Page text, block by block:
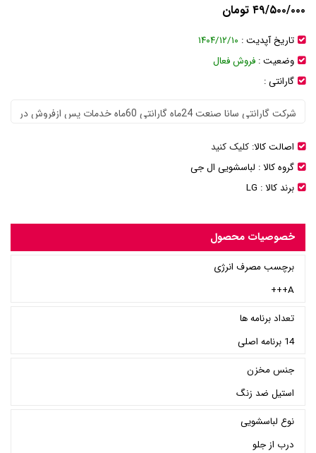
۴۹/۵۰۰/۰۰۰ تومان
تاریخ آپدیت : ۱۴۰۴/۱۲/۱۰
وضعیت : فروش فعال
گارانتی :
اصالت کالا: کلیک کنید
گروه کالا : لباسشویی ال جی
برند کالا : LG
خصوصیات محصول
برچسب مصرف انرژی
A+++
تعداد برنامه ها
14 برنامه اصلی
جنس مخزن
استیل ضد زنگ
نوع لباسشویی
درب از جلو